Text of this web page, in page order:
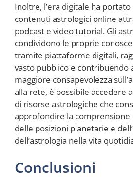
Inoltre, l’era digitale ha portato
contenuti astrologici online
podcast e video tutorial. Gli
condividono le proprie
tramite piattaforme digitali,
vasto pubblico e contribuendo
maggiore consapevolezza
alla rete, è possibile accedere
di risorse astrologiche che
approfondire la comprensione
delle posizioni planetarie e
dell’astrologia nella vita
Conclusioni